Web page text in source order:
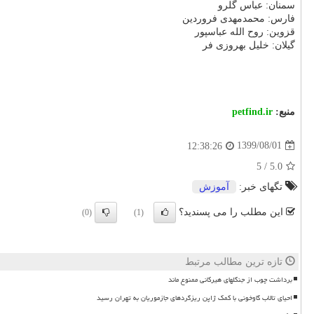
سمنان: عباس گلرو
فارس: محمدمهدی فروردین
قزوین: روح الله عباسپور
گیلان: خلیل بهروزی فر
منبع: petfind.ir
1399/08/01
12:38:26
5.0
/
5
تگهای خبر:
آموزش
این مطلب را می پسندید؟ (1)
(0)
تازه ترین مطالب مرتبط
برداشت چوب از جنگلهای هیرکانی ممنوع ماند
احیای تالاب گاوخونی با کمک ژاپن ریزگردهای جازموریان به تهران رسید